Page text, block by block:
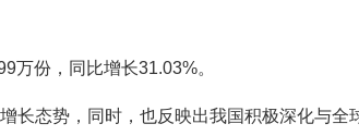
万份，同比增长31.03%。
长态势，同时，也反映出我国积极深化与全